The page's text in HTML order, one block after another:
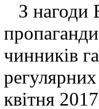
З нагоди
чинників
квітня